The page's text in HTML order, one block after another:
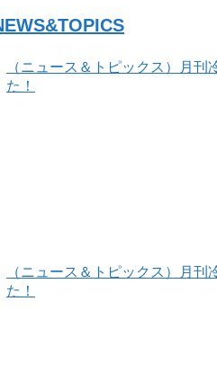
（ニュース＆トピックス）月
た！
（ニュース＆トピックス）月
た！